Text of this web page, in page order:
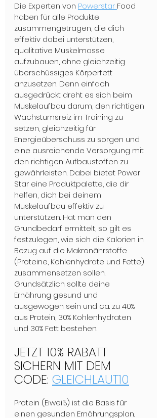
Die Experten von Powerstar Food
haben für alle Produkte
zusammengetragen, die dich
effektiv dabei unterstützen,
qualitative Muskelmasse
aufzubauen, ohne gleichzeitig
überschüssiges Körperfett
anzusetzen. Denn einfach
ausgedrückt dreht es sich beim
Muskelaufbau darum, den richtigen
Wachstumsreiz im Training zu
setzen, gleichzeitig für
Energieüberschuss zu sorgen und
eine ausreichende Versorgung mit
den richtigen Aufbaustoffen zu
gewährleisten. Dabei bietet Power
Star eine Produktpalette, die dir
helfen, dich bei deinem
Muskelaufbau effektiv zu
unterstützen. Hat man den
Grundbedarf ermittelt, so gilt es
festzulegen, wie sich die Kalorien in
Bezug auf die Makronährstoffe
(Proteine, Kohlenhydrate und Fette)
zusammensetzen sollen.
Grundsätzlich sollte deine
Ernährung gesund und
ausgewogen sein und ca. zu 40%
aus Protein, 30% Kohlenhydraten
und 30% Fett bestehen.
JETZT 10% RABATT
SICHERN MIT DEM
CODE: GLEICHLAUT10
Protein (Eiweiß) ist die Basis für
einen gesunden Ernährungsplan.